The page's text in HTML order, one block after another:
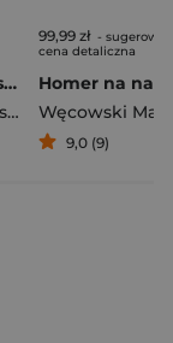
Rafał Majka. Zawsze z przodu. Rozmawia Tomasz Kalemba - książka z autografem
99,99 zł -
cena detaliczna
Węcowski
9,0 (9)